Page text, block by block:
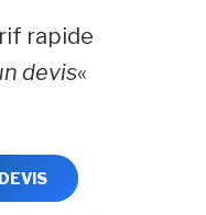
rapide
devis«